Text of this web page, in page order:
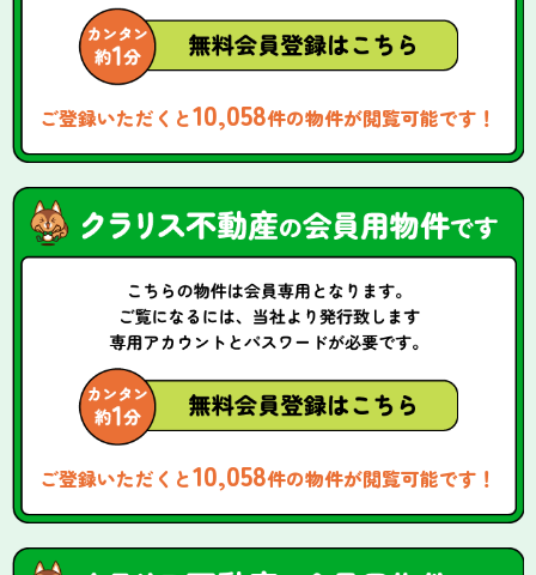
ご登録いただくと10,058件の物件が閲覧可能です！
ご登録いただくと10,058件の物件が閲覧可能です！